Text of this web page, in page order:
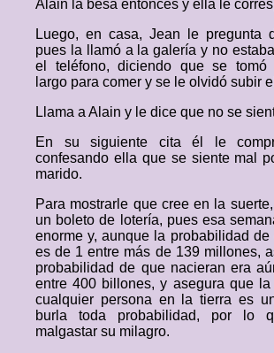
Alain la besa entonces y ella le
Luego, en casa, Jean le pregunta
pues la llamó a la galería y no
el teléfono, diciendo que se tomó
largo para comer y se le olvidó subir
Llama a Alain y le dice que no se
En su siguiente cita él le
confesando ella que se siente mal
marido.
Para mostrarle que cree en la
un boleto de lotería, pues esa
enorme y, aunque la probabilidad
es de 1 entre más de 139 millones,
probabilidad de que nacieran era
entre 400 billones, y asegura que
cualquier persona en la tierra es
burla toda probabilidad, por lo
malgastar su milagro.